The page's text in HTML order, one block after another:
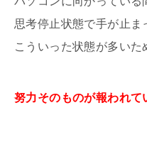
思考停止状態で手が止ま
こういった状態が多いた
努力そのものが報われて